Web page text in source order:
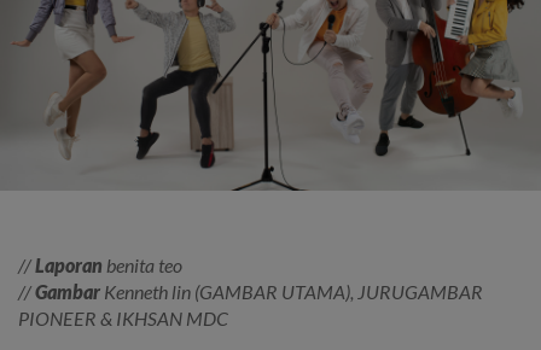
//Laporan benita teo
//Gambar Kenneth lin (GAMBAR UTAMA), JURUGAMBAR
PIONEER & IKHSAN MDC